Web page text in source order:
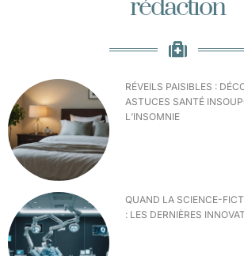
rédaction
RÉVEILS PAISIBLES :
ASTUCES SANTÉ
L’INSOMNIE
QUAND LA SCIENCE-
: LES DERNIÈRES